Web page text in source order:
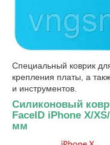
Специальный коврик
крепления платы, а
и инструментов.
Силиконовый
FaceID iPhone X/
мм